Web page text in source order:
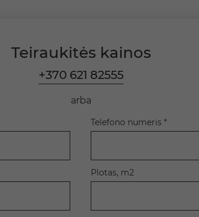
Teiraukitės kainos
+370 621 82555
arba
Telefono numeris *
Plotas, m2